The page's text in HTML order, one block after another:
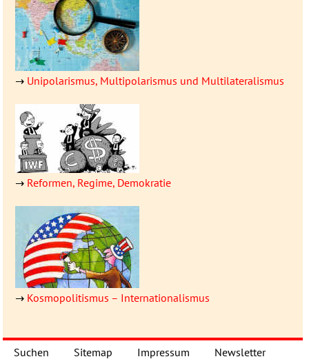
→ Unipolarismus, Multipolarismus und Multilateralismus
→ Reformen, Regime, Demokratie
→ Kosmopolitismus – Inter­natio­nalismus
Suchen Sitemap Impressum Newsletter